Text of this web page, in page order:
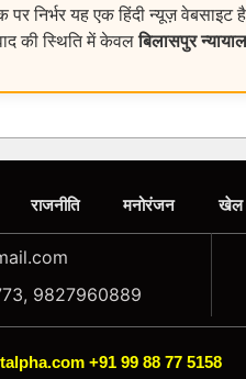
निर्भर यह एक हिंदी न्यूज़
की स्थिति में केवलबिलासपुर
राजनीति मनोरंजन खेल
9827960889
+91 99 88 77 5158